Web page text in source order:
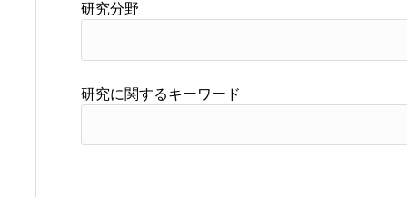
研究分野
研究に関するキーワード